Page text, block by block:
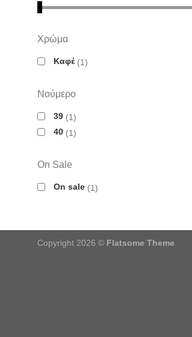
Χρώμα
Καφέ 1
Νούμερο
39
1
40
1
On Sale
On sale 1
Copyright 2026 © Flatsome Theme